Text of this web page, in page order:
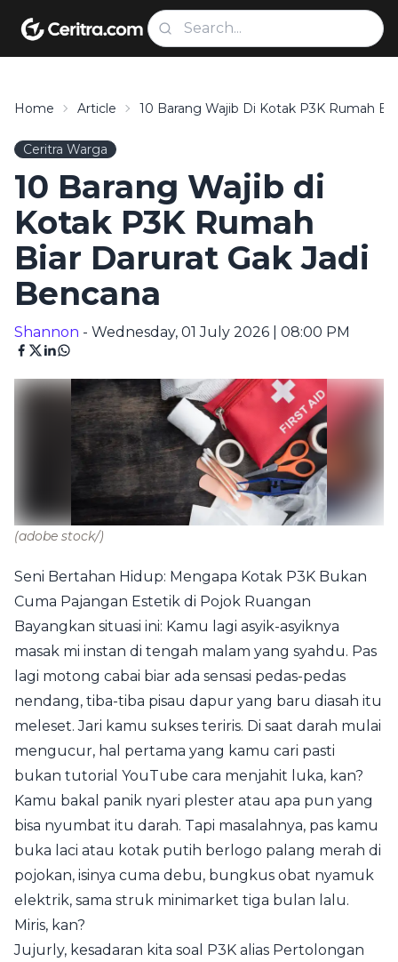
Home Article 10 Barang Wajib Di Kotak P3K Rumah
Ceritra Warga
10 Barang Wajib di
Kotak P3K Rumah
Biar Darurat Gak Jadi
Bencana
Shannon - Wednesday, 01 July 2026 | 08:00 PM
(adobe stock/)
Seni Bertahan Hidup: Mengapa Kotak P3K Bukan
Cuma Pajangan Estetik di Pojok Ruangan
Bayangkan situasi ini: Kamu lagi asyik-asyiknya
masak mi instan di tengah malam yang syahdu. Pas
lagi motong cabai biar ada sensasi pedas-pedas
nendang, tiba-tiba pisau dapur yang baru diasah itu
meleset. Jari kamu sukses teriris. Di saat darah mulai
mengucur, hal pertama yang kamu cari pasti
bukan tutorial YouTube cara menjahit luka, kan?
Kamu bakal panik nyari plester atau apa pun yang
bisa nyumbat itu darah. Tapi masalahnya, pas kamu
buka laci atau kotak putih berlogo palang merah di
pojokan, isinya cuma debu, bungkus obat nyamuk
elektrik, sama struk minimarket tiga bulan lalu.
Miris, kan?
Jujurly, kesadaran kita soal P3K alias Pertolongan